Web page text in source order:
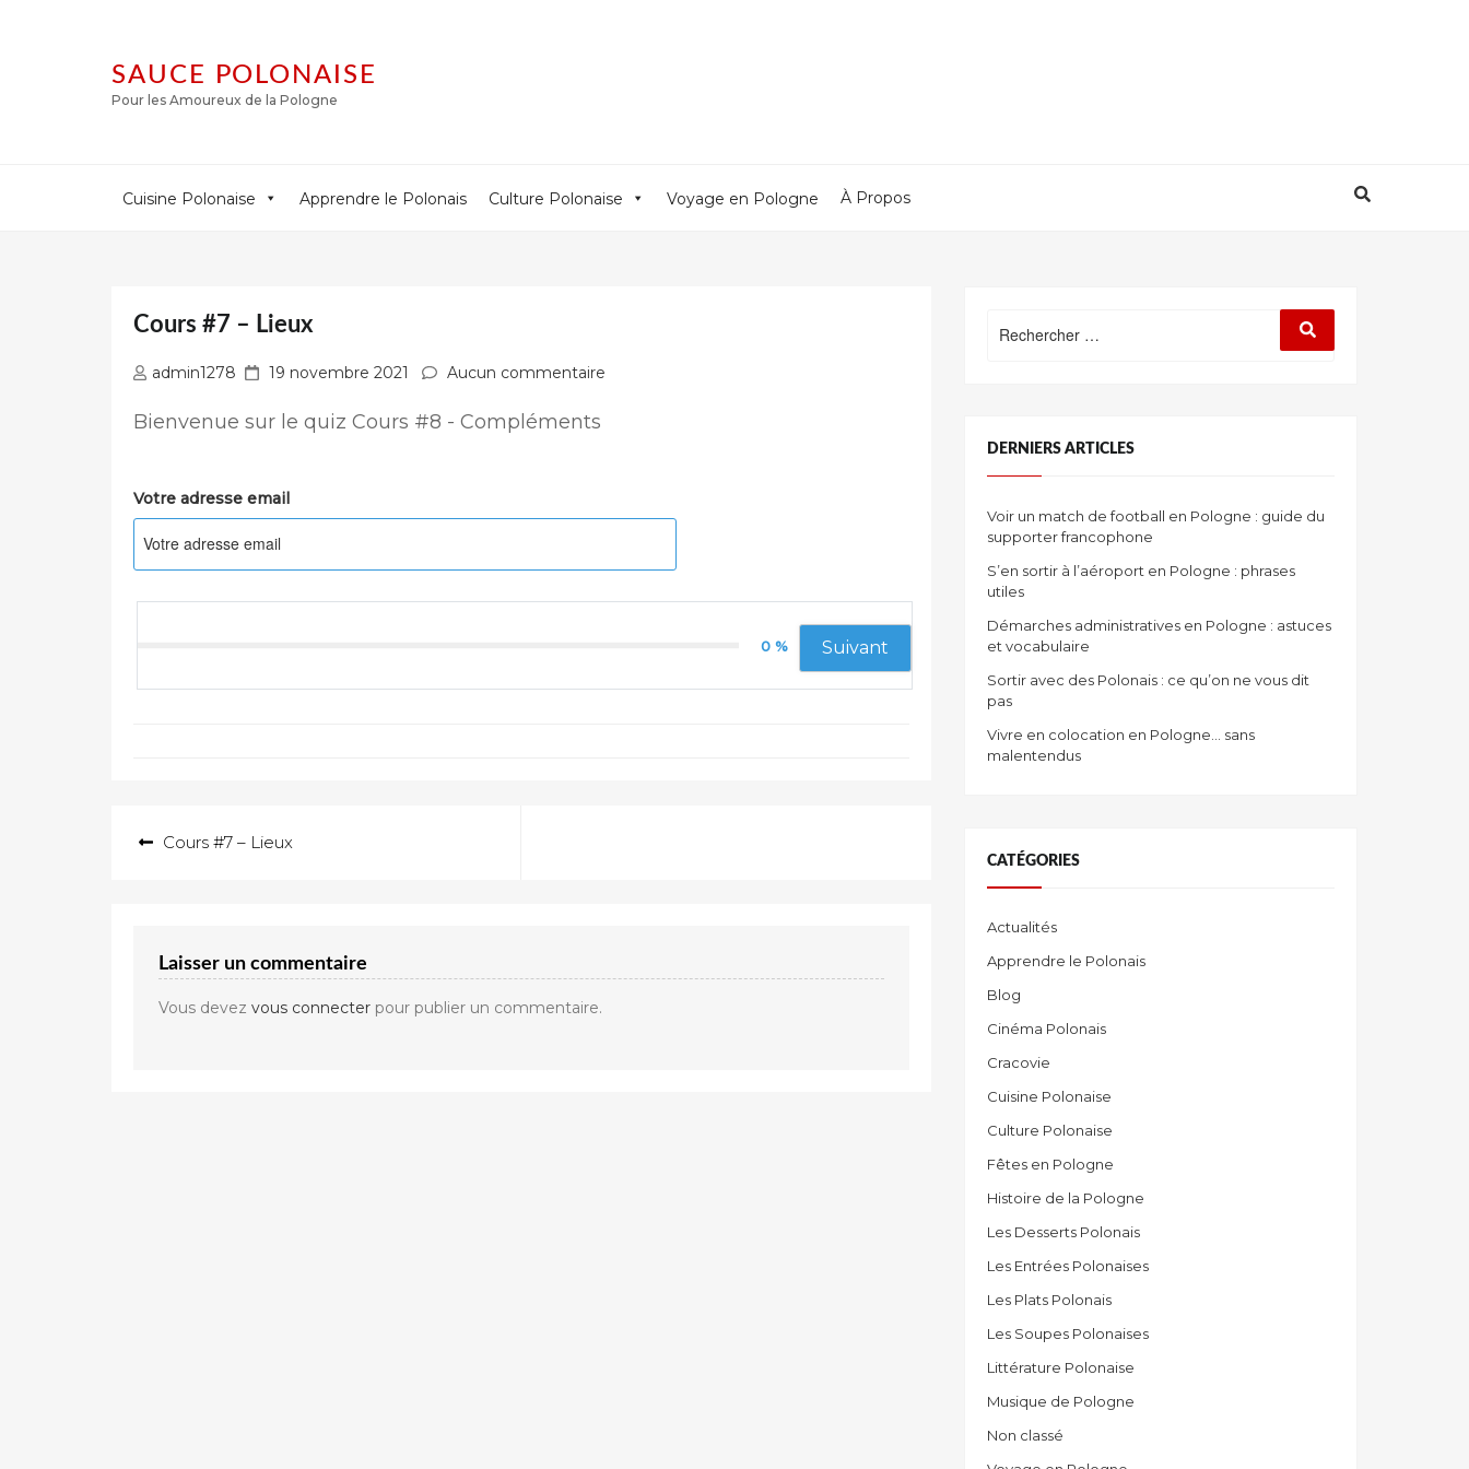
SAUCE POLONAISE
Pour les Amoureux de la Pologne
Cuisine Polonaise Apprendre le Polonais Culture Polonaise Voyage en Pologne À Propos
Cours #7 – Lieux
admin1278
Publié
19 novembre 2021 Aucun commentaire
Bienvenue sur le quiz Cours #8 - Compléments
Votre adresse email
0 % Suivant
Cours #7 – Lieux
Laisser un commentaire
Vous devez vous connecterpour publier un commentaire.
Rechercher
DERNIERS ARTICLES
Voir un match de football en Pologne : guide du
supporter francophone
S’en sortir à l’aéroport en Pologne : phrases
utiles
Démarches administratives en Pologne : astuces
et vocabulaire
Sortir avec des Polonais : ce qu’on ne vous dit
pas
Vivre en colocation en Pologne… sans
malentendus
CATÉGORIES
Actualités
Apprendre le Polonais
Blog
Cinéma Polonais
Cracovie
Cuisine Polonaise
Culture Polonaise
Fêtes en Pologne
Histoire de la Pologne
Les Desserts Polonais
Les Entrées Polonaises
Les Plats Polonais
Les Soupes Polonaises
Littérature Polonaise
Musique de Pologne
Non classé